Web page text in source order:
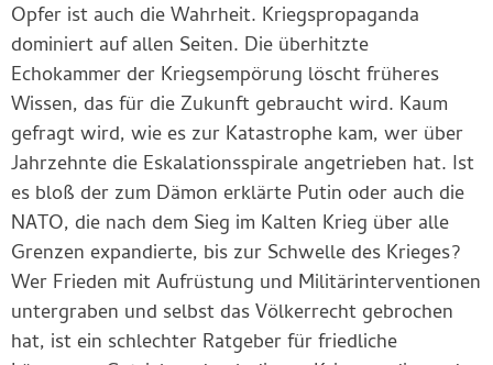
Opfer ist auch die Wahrheit. Kriegspropaganda
dominiert auf allen Seiten. Die überhitzte
Echokammer der Kriegsempörung löscht früheres
Wissen, das für die Zukunft gebraucht wird. Kaum
gefragt wird, wie es zur Katastrophe kam, wer über
Jahrzehnte die Eskalationsspirale angetrieben hat. Ist
es bloß der zum Dämon erklärte Putin oder auch die
NATO, die nach dem Sieg im Kalten Krieg über alle
Grenzen expandierte, bis zur Schwelle des Krieges?
Wer Frieden mit Aufrüstung und Militärinterventionen
untergraben und selbst das Völkerrecht gebrochen
hat, ist ein schlechter Ratgeber für friedliche